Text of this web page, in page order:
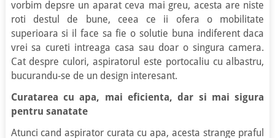
vorbim depsre un aparat ceva mai greu, acesta are niste
roti destul de bune, ceea ce ii ofera o mobilitate
superioara si il face sa fie o solutie buna indiferent daca
vrei sa cureti intreaga casa sau doar o singura camera.
Cat despre culori, aspiratorul este portocaliu cu albastru,
bucurandu-se de un design interesant.
Curatarea cu apa, mai eficienta, dar si mai sigura
pentru sanatate
Atunci cand aspirator curata cu apa, acesta strange praful